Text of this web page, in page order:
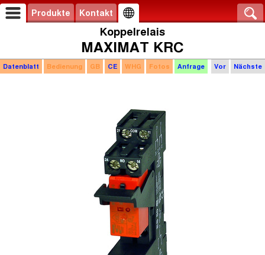
Produkte Kontakt
Koppelrelais
MAXIMAT KRC
Vor Nächste
Datenblatt Bedienung GB CE WHG Fotos Anfrage